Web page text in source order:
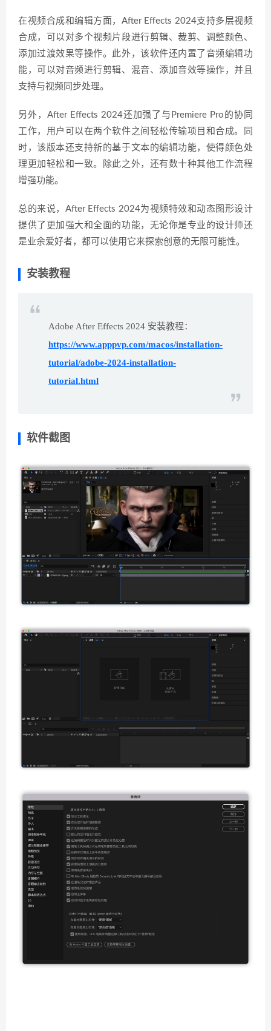
在视频合成和编辑方面，After Effects 2024支持多层视频
合成，可以对多个视频片段进行剪辑、裁剪、调整颜色、
添加过渡效果等操作。此外，该软件还内置了音频编辑功
能，可以对音频进行剪辑、混音、添加音效等操作，并且
支持与视频同步处理。
另外，After Effects 2024还加强了与Premiere Pro的协同
工作，用户可以在两个软件之间轻松传输项目和合成。同
时，该版本还支持新的基于文本的编辑功能，使得颜色处
理更加轻松和一致。除此之外，还有数十种其他工作流程
增强功能。
总的来说，After Effects 2024为视频特效和动态图形设计
提供了更加强大和全面的功能，无论你是专业的设计师还
是业余爱好者，都可以使用它来探索创意的无限可能性。
安装教程
Adobe After Effects 2024 安装教程：
https://www.apppvp.com/macos/installation-
tutorial/adobe-2024-installation-
tutorial.html
软件截图